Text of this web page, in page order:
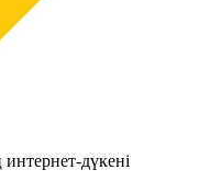
дүкені